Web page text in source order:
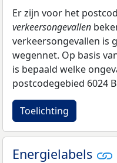
Er zijn voor het
verkeersongevallen
verkeersongevallen is
wegennet. Op basis
is bepaald welke
postcodegebied 6024
Toelichting
Energielabels